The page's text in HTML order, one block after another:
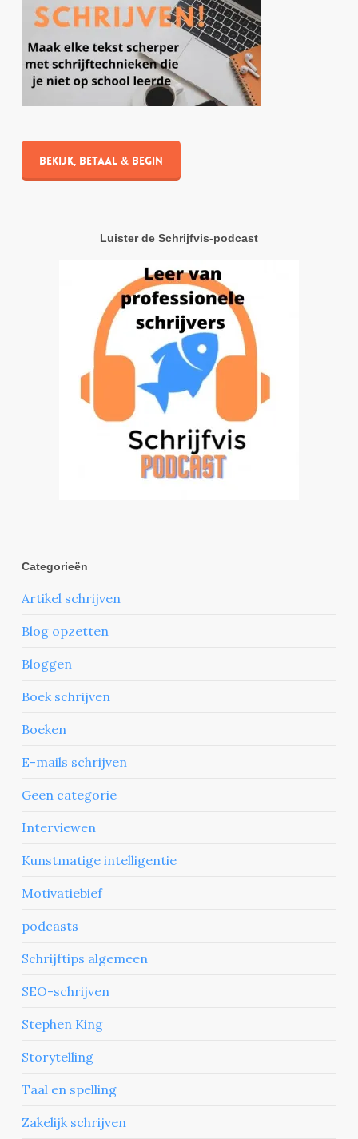
Bekijk, betaal & begin
Luister de Schrijfvis-podcast
Categorieën
Artikel schrijven
Blog opzetten
Bloggen
Boek schrijven
Boeken
E-mails schrijven
Geen categorie
Interviewen
Kunstmatige intelligentie
Motivatiebief
podcasts
Schrijftips algemeen
SEO-schrijven
Stephen King
Storytelling
Taal en spelling
Zakelijk schrijven